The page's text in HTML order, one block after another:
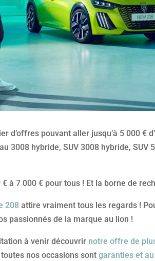
d’offres pouvant aller jusqu’à 5 000 €
3008 hybride, SUV 3008 hybride, SUV
€ à 7 000 € pour tous ! Et la borne de
208 attire vraiment tous les regards !
passionnés de la marque au lion !
à venir découvrir notre offre de
toutes nos occasions sontgaranties et